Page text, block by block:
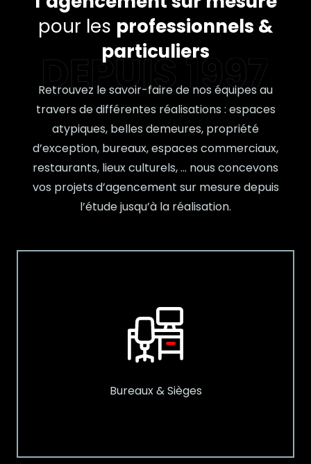
pour les professionnels &
particuliers
Retrouvez le savoir-faire de nos équipes au
travers de différentes réalisations : espaces
atypiques, belles demeures, propriété
d’exception, bureaux, espaces commerciaux,
restaurants, lieux culturels, … nous concevons
vos projets d’agencement sur mesure depuis
l’étude jusqu’à la réalisation.
Bureaux & Sièges